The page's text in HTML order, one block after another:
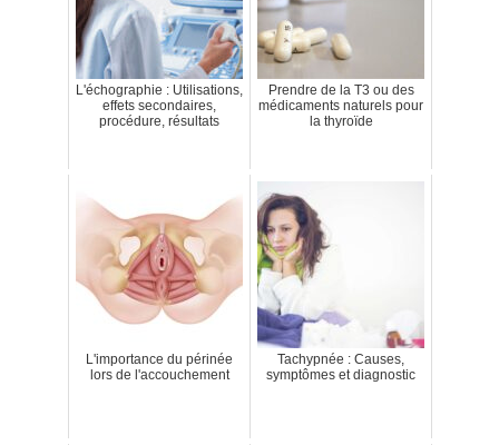
L'échographie : Utilisations,
effets secondaires,
procédure, résultats
Prendre de la T3 ou des
médicaments naturels pour
la thyroïde
L'importance du périnée
lors de l'accouchement
Tachypnée : Causes,
symptômes et diagnostic